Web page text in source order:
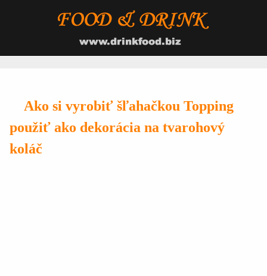
Ako si vyrobiť šľahačkou Topping
použiť ako dekorácia na tvarohový
koláč